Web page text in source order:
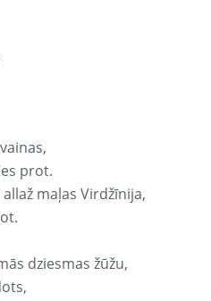
prot.
maļas Virdžīnija,
dziesmas žūžu,